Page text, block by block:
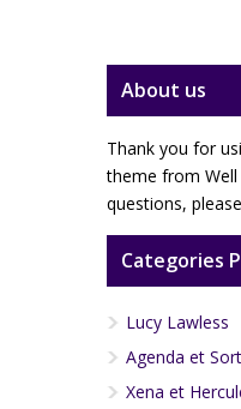
About us
Thank you for
theme from
questions,
Categories
Lucy Lawless
Agenda et
Xena et